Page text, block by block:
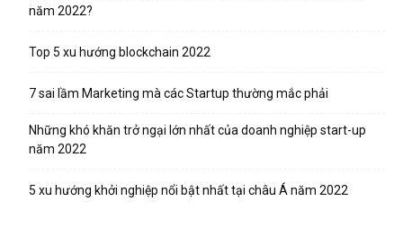
năm 2022?
Top 5 xu hướng blockchain 2022
7 sai lầm Marketing mà các Startup thường mắc phải
Những khó khăn trở ngại lớn nhất của doanh nghiệp start-up
năm 2022
5 xu hướng khởi nghiệp nổi bật nhất tại châu Á năm 2022